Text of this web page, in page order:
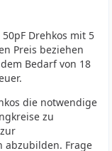
Drehkos mit 5
Preis beziehen
Bedarf von 18
die notwendige
zu
abzubilden. Frage